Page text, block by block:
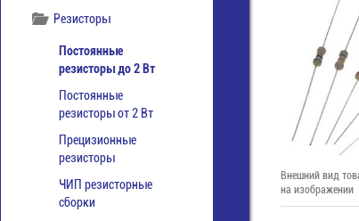
Резисторы
Постоянные
резисторы до 2 Вт
Постоянные
резисторы от 2 Вт
Прецизионные
резисторы
ЧИП резисторные
сборки
Внешний вид
на изображении